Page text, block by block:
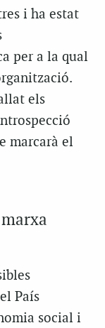
i ha estat
per a la qual
els
marcarà el
País
social i